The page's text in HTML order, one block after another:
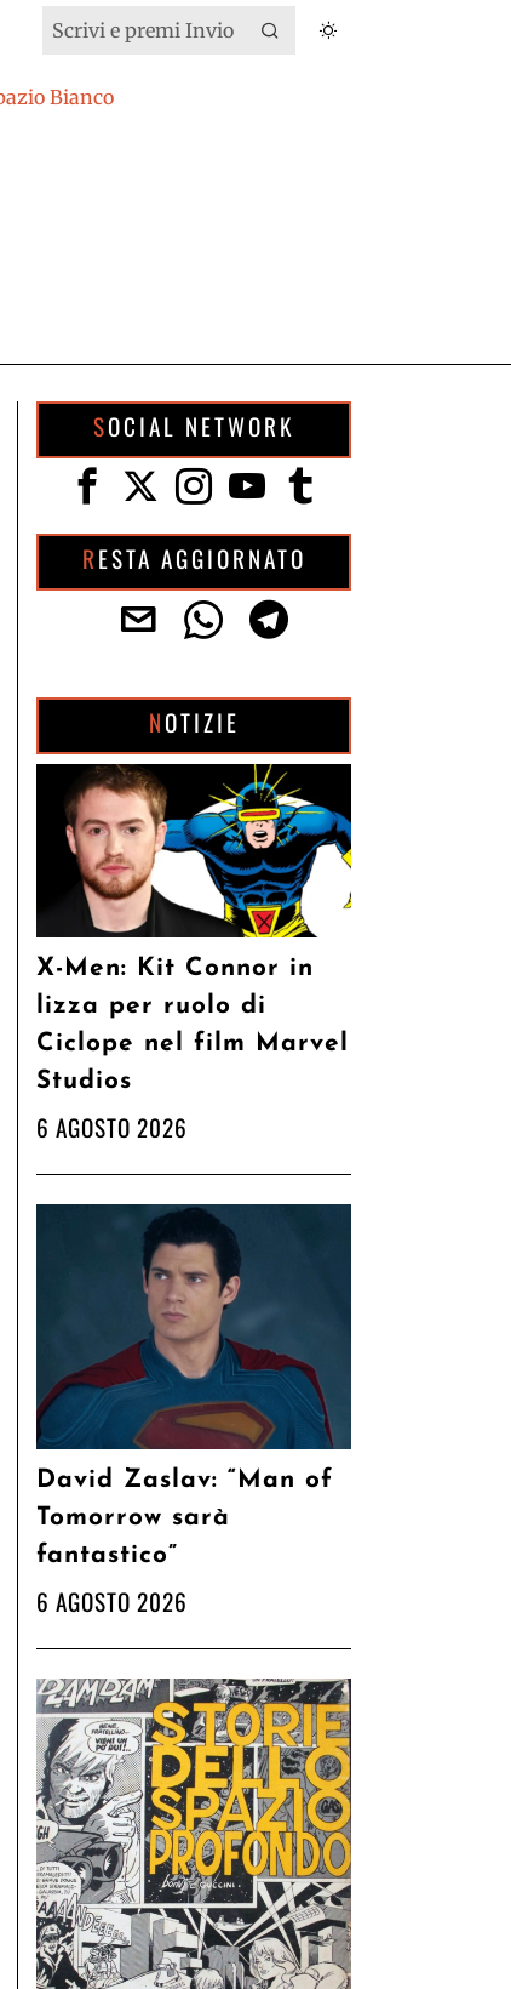
SOCIAL NETWORK
RESTA AGGIORNATO
NOTIZIE
X-Men: Kit Connor in
lizza per ruolo di
Ciclope nel film Marvel
Studios
6 AGOSTO 2026
David Zaslav: “Man of
Tomorrow sarà
fantastico”
6 AGOSTO 2026